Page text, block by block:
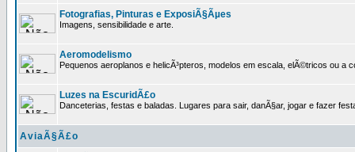
Fotografias, Pinturas e ExposiÃ§Ãµes
Imagens, sensibilidade e arte.
Aeromodelismo
Pequenos aeroplanos e helicÃ³pteros, modelos em escala, elÃ©tricos ou a
Luzes na EscuridÃ£o
Danceterias, festas e baladas. Lugares para sair, danÃ§ar, jogar e fazer
AviaÃ§Ã£o